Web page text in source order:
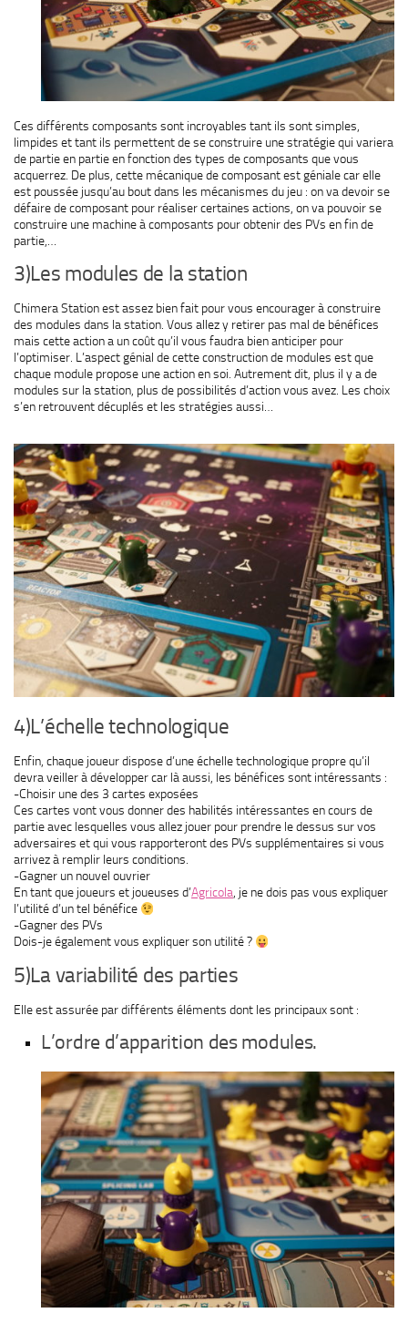
Ces différents composants sont incroyables tant ils sont simples,
limpides et tant ils permettent de se construire une stratégie qui variera
de partie en partie en fonction des types de composants que vous
acquerrez. De plus, cette mécanique de composant est géniale car elle
est poussée jusqu’au bout dans les mécanismes du jeu : on va devoir se
défaire de composant pour réaliser certaines actions, on va pouvoir se
construire une machine à composants pour obtenir des PVs en fin de
partie,…
3)Les modules de la station
Chimera Station est assez bien fait pour vous encourager à construire
des modules dans la station. Vous allez y retirer pas mal de bénéfices
mais cette action a un coût qu’il vous faudra bien anticiper pour
l’optimiser. L’aspect génial de cette construction de modules est que
chaque module propose une action en soi. Autrement dit, plus il y a de
modules sur la station, plus de possibilités d’action vous avez. Les choix
s’en retrouvent décuplés et les stratégies aussi…
4)L’échelle technologique
Enfin, chaque joueur dispose d’une échelle technologique propre qu’il
devra veiller à développer car là aussi, les bénéfices sont intéressants :
-Choisir une des 3 cartes exposées
Ces cartes vont vous donner des habilités intéressantes en cours de
partie avec lesquelles vous allez jouer pour prendre le dessus sur vos
adversaires et qui vous rapporteront des PVs supplémentaires si vous
arrivez à remplir leurs conditions.
-Gagner un nouvel ouvrier
En tant que joueurs et joueuses d’Agricola, je ne dois pas vous expliquer
l’utilité d’un tel bénéfice
-Gagner des PVs
Dois-je également vous expliquer son utilité ?
5)La variabilité des parties
Elle est assurée par différents éléments dont les principaux sont :
L’ordre d’apparition des modules.